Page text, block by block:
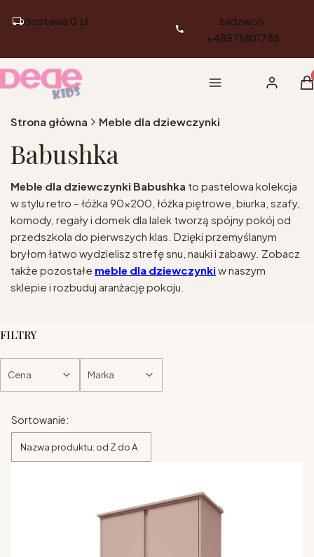
dostawa 0 zł
zadzwoń:
+48571801788
Menu Zaloguj się
Strona główna Meble dla dziewczynki
Babushka
Meble dla dziewczynki Babushka to pastelowa kolekcja
w stylu retro – łóżka 90x200, łóżka piętrowe, biurka, szafy,
komody, regały i domek dla lalek tworzą spójny pokój od
przedszkola do pierwszych klas. Dzięki przemyślanym
bryłom łatwo wydzielisz strefę snu, nauki i zabawy. Zobacz
także pozostałe meble dla dziewczynki w naszym
sklepie i rozbuduj aranżację pokoju.
FILTRY
Cena Marka
Lista produktów
Sortowanie:
Nazwa produktu: od Z do A